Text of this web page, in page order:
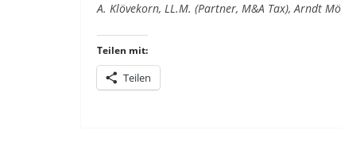
A. Klövekorn, LL.M. (Partner, M&A Tax), Arndt
Teilen mit:
Teilen